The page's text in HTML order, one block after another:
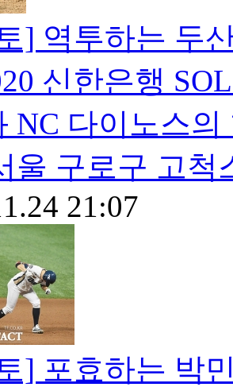
] 역투하는 두
신한은행
NC 다이노스
울 구로구 고척
21:07
] 포효하는 박